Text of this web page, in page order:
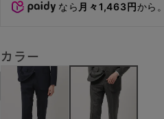
なら 月々1,463円から
カラー